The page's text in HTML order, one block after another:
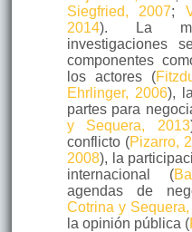
Siegfried, 2007;
2014). La
investigaciones
componentes
los actores (
Ehrlinger, 2006),
partes para
y Sequera, 2013
conflicto (Pizarro,
2008), la
internacional (
agendas de
Cotrina y
la opinión pública (